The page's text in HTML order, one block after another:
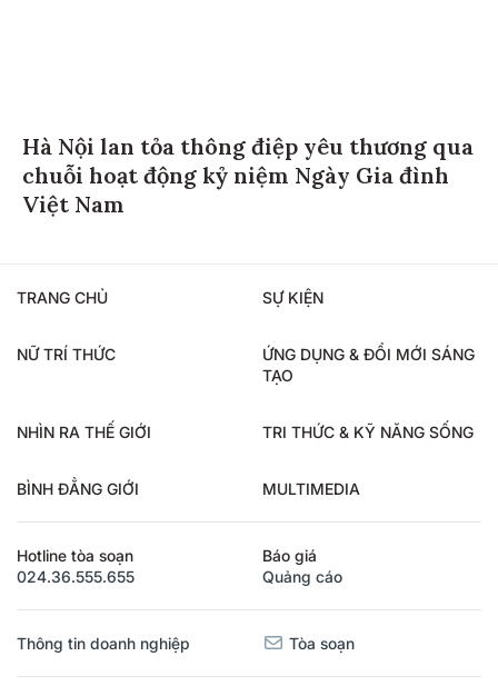
Hà Nội lan tỏa thông điệp yêu thương qua
chuỗi hoạt động kỷ niệm Ngày Gia đình
Việt Nam
TRANG CHỦ SỰ KIỆN
NỮ TRÍ THỨC
ỨNG DỤNG & ĐỔI MỚI SÁNG
TẠO
NHÌN RA THẾ GIỚI TRI THỨC & KỸ NĂNG SỐNG
BÌNH ĐẲNG GIỚI MULTIMEDIA
Hotline tòa soạn
024.36.555.655
Báo giá
Quảng cáo
Thông tin doanh nghiệp Tòa soạn